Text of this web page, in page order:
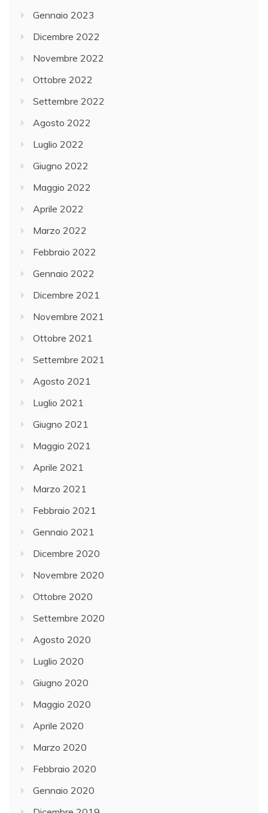
Gennaio 2023
Dicembre 2022
Novembre 2022
Ottobre 2022
Settembre 2022
Agosto 2022
Luglio 2022
Giugno 2022
Maggio 2022
Aprile 2022
Marzo 2022
Febbraio 2022
Gennaio 2022
Dicembre 2021
Novembre 2021
Ottobre 2021
Settembre 2021
Agosto 2021
Luglio 2021
Giugno 2021
Maggio 2021
Aprile 2021
Marzo 2021
Febbraio 2021
Gennaio 2021
Dicembre 2020
Novembre 2020
Ottobre 2020
Settembre 2020
Agosto 2020
Luglio 2020
Giugno 2020
Maggio 2020
Aprile 2020
Marzo 2020
Febbraio 2020
Gennaio 2020